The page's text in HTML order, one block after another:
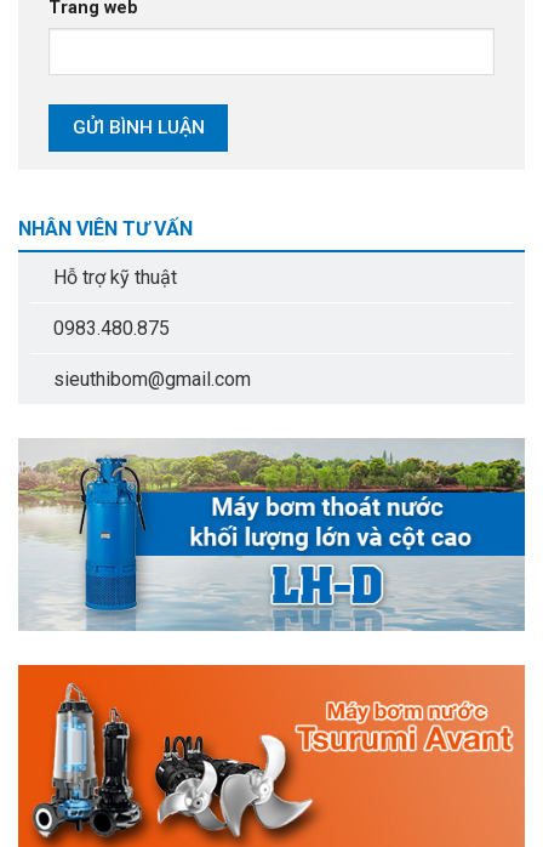
Trang web
NHÂN VIÊN TƯ VẤN
Hỗ trợ kỹ thuật
0983.480.875
sieuthibom@gmail.com